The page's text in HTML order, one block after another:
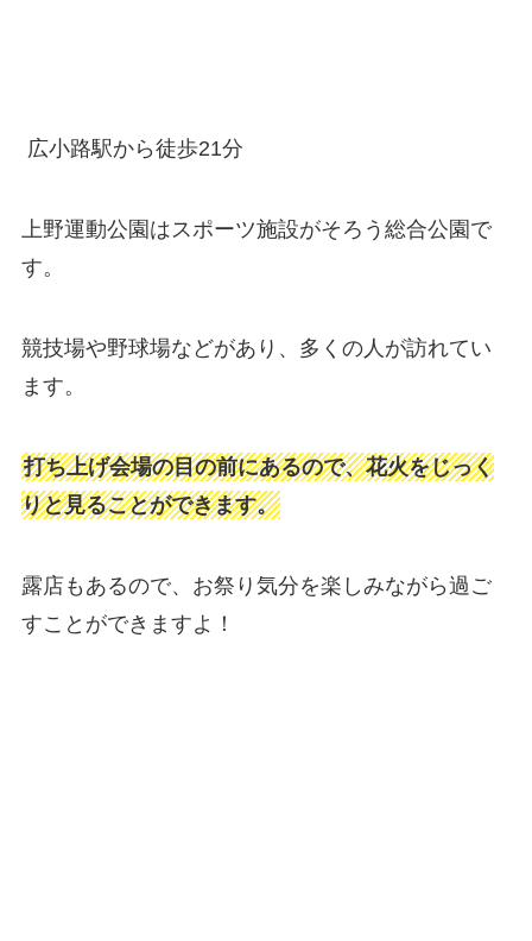
広小路駅から徒歩21分
上野運動公園はスポーツ施設がそろう総合公園で
す。
競技場や野球場などがあり、多くの人が訪れてい
ます。
打ち上げ会場の目の前にあるので、花火をじっく
りと見ることができます。
露店もあるので、お祭り気分を楽しみながら過ご
すことができますよ！